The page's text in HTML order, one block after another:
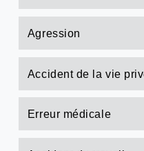
Agression
Accident de la vie
Erreur médicale